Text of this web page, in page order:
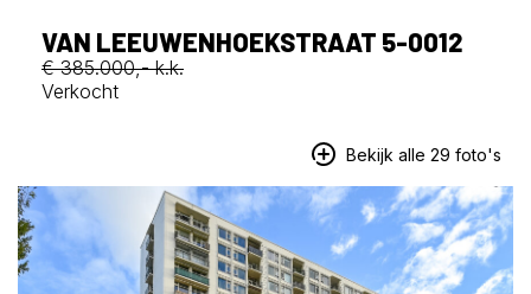
VAN LEEUWENHOEKSTRAAT 5-0012
€ 385.000,- k.k.
Verkocht
Bekijk alle 29 foto's